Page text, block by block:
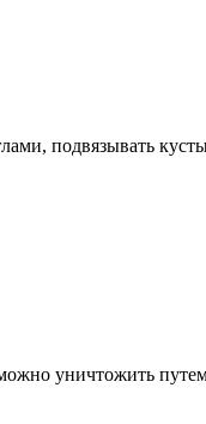
подвязывать
уничтожить